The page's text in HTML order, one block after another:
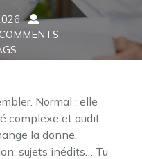
Normal : elle
complexe et audit
la donne.
sujets inédits… Tu